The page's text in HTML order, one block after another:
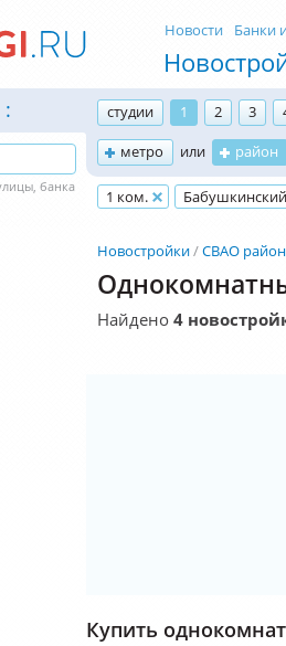
Новости Банки
студии 1 2 3
метро
или район
1 ком. Бабушкинский
Новостройки СВАО район
Найдено 4
Купить